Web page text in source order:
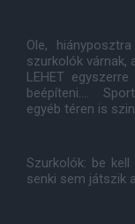
Ole,
szurkolók várnak,
LEHET
beépíteni....
egyéb téren is
Szurkolók: be
senki sem játszik